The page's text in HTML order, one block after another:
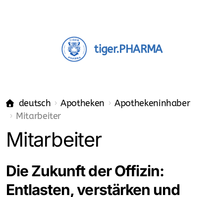
tiger.PHARMA
deutsch Apotheken
Apothekeninhaber
Mitarbeiter
Mitarbeiter
Die Zukunft der Offizin:
Entlasten, verstärken und
Apotheken